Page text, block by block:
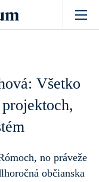
Všetko
no práveže
občianska